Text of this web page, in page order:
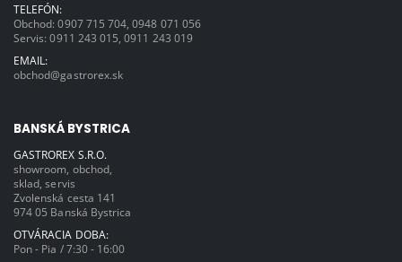
TELEFÓN:
Obchod:0907 715 704 ,0948 071 056
Servis:0911 243 015 ,0911 243 019
EMAIL:
obchod@gastrorex.sk
BANSKÁ BYSTRICA
GASTROREX S.R.O.
showroom, obchod,
sklad, servis
Zvolenská cesta 141
974 05 Banská Bystrica
OTVÁRACIA DOBA:
Pon - Pia / 7:30 - 16:00